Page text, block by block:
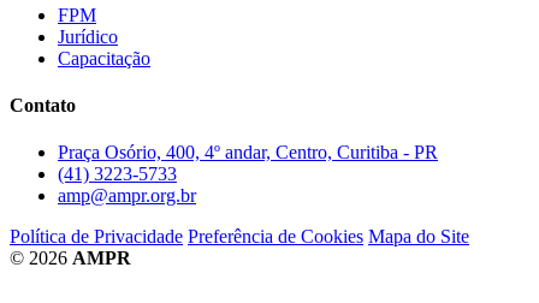
FPM
Jurídico
Capacitação
Contato
Praça Osório, 400, 4º andar, Centro, Curitiba - PR
(41) 3223-5733
amp@ampr.org.br
Política de Privacidade Preferência de Cookies Mapa do Site
© 2026 AMPR